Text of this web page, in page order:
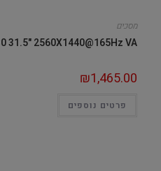
מסכים
31.5" 2560X1440@165Hz VA
₪1,465.00
פרטים נוספים